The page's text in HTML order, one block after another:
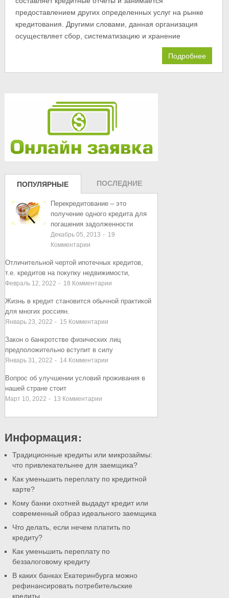
предоставлением других определенных услуг на рынке
кредитования. Другими словами, данная организация
осуществляет сбор, систематизацию и хранение
Подробнее
ПОПУЛЯРНЫЕ
ЗАПИСИ
ПОСЛЕДНИЕ
ЗАПИСИ
Перекредитование – это
получение одного кредита для
погашения задолженности
Декабрь 05, 2013 - 19
Комментарии
Отличительной чертой ипотечных кредитов,
т.е. кредитов на покупку недвижимости,
Февраль 12, 2022 - 18 Комментарии
Жизнь в кредит становится обычной практикой
для многих россиян.
Январь 23, 2022 - 15 Комментарии
Закон о банкротстве физических лиц
предположительно вступит в силу
Январь 31, 2022 - 14Комментарии
Вопрос об улучшении условий проживания в
нашей стране стоит
Март 10, 2022 - 13 Комментарии
Информация:
Традиционные кредиты или микрозаймы:
что привлекательнее для заемщика?
Как уменьшить переплату по кредитной
карте?
Кому банки охотней выдадут кредит или
современный образ идеального заемщика
Что делать, если нечем платить по
кредиту?
Как уменьшить переплату по
беззалоговому кредиту
В каких банках Екатеринбурга можно
рефинансировать потребительские
кредиты